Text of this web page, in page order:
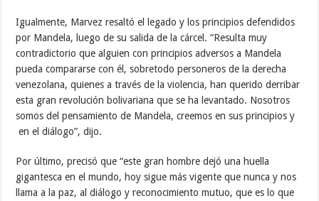
Igualmente, Marvez resaltó el legado y los principios defendidos
por Mandela, luego de su salida de la cárcel. “Resulta muy
contradictorio que alguien con principios adversos a Mandela
pueda compararse con él, sobretodo personeros de la derecha
venezolana, quienes a través de la violencia, han querido derribar
esta gran revolución bolivariana que se ha levantado. Nosotros
somos del pensamiento de Mandela, creemos en sus principios y
en el diálogo”, dijo.
Por último, precisó que “este gran hombre dejó una huella
gigantesca en el mundo, hoy sigue más vigente que nunca y nos
llama a la paz, al diálogo y reconocimiento mutuo, que es lo que